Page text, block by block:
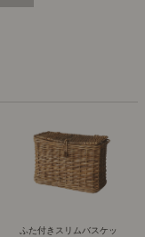
ふた付きスリムバスケッ